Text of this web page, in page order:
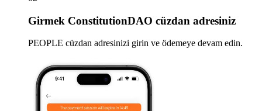
Girmek ConstitutionDAO cüzdan adresiniz
PEOPLE cüzdan adresinizi girin ve ödemeye devam edin.